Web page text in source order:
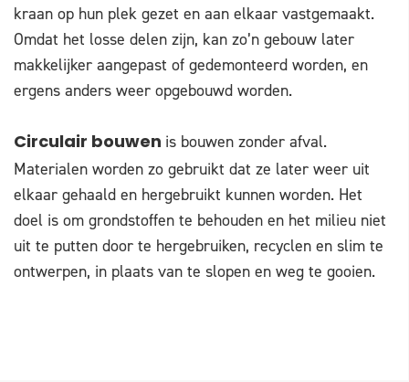
kraan op hun plek gezet en aan elkaar vastgemaakt.
Omdat het losse delen zijn, kan zo’n gebouw later
makkelijker aangepast of gedemonteerd worden, en
ergens anders weer opgebouwd worden.
Circulair bouwen is bouwen zonder afval.
Materialen worden zo gebruikt dat ze later weer uit
elkaar gehaald en hergebruikt kunnen worden. Het
doel is om grondstoffen te behouden en het milieu niet
uit te putten door te hergebruiken, recyclen en slim te
ontwerpen, in plaats van te slopen en weg te gooien.